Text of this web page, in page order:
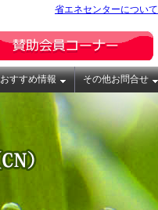
省エネセンターについて
おすすめ情報 その他お問合せ